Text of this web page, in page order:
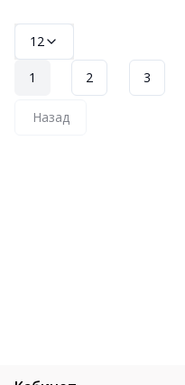
12
Назад
1 2 3